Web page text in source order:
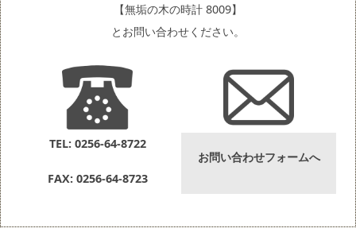
【無垢の木の時計 8009】
とお問い合わせください。
TEL: 0256-64-8722
FAX: 0256-64-8723
お問い合わせフォームへ